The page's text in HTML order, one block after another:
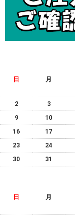
日 月
2
3
9
10
16
17
23
24
30
31
日 月